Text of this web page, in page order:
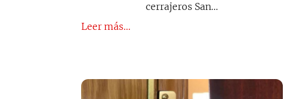
cerrajeros San…
Leer más...